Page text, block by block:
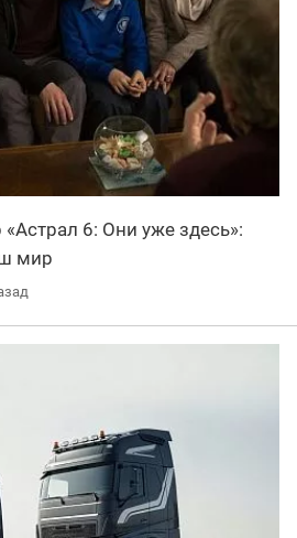
6: Они уже здесь»:
мир